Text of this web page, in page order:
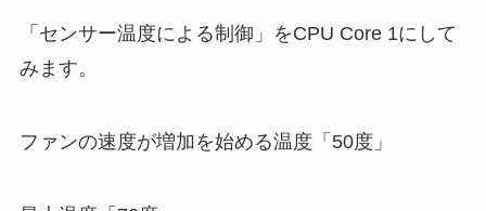
「センサー温度による制御」をCPU Core 1にして
みます。
ファンの速度が増加を始める温度「50度」